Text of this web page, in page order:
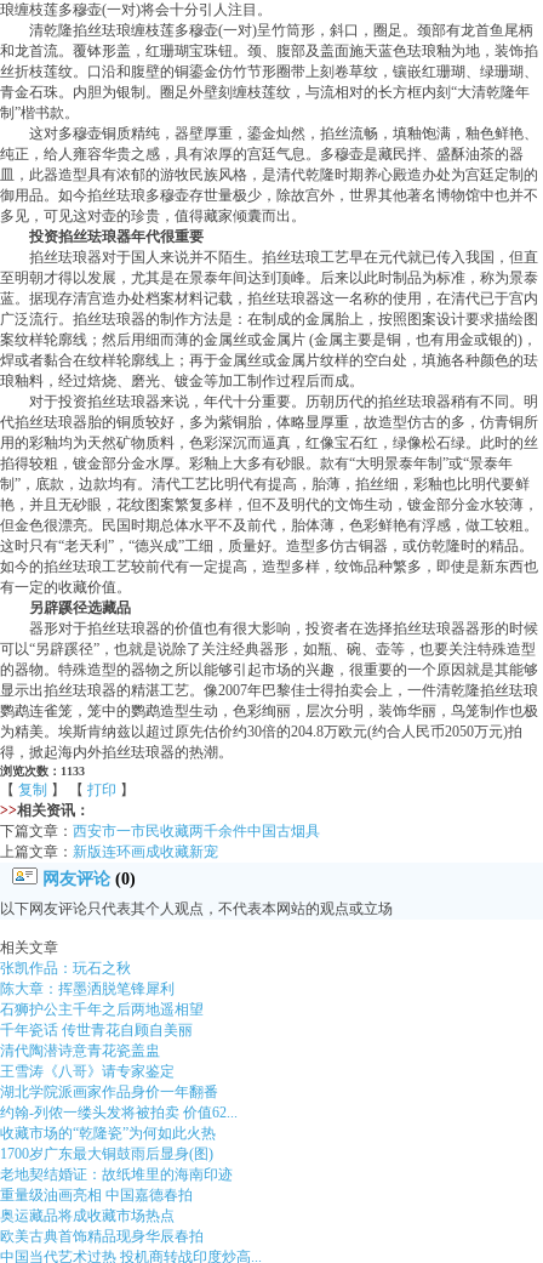
琅缠枝莲多穆壶(一对)将会十分引人注目。
清乾隆掐丝珐琅缠枝莲多穆壶(一对)呈竹筒形，斜口，圈足。颈部有龙首鱼尾柄
和龙首流。覆钵形盖，红珊瑚宝珠钮。颈、腹部及盖面施天蓝色珐琅釉为地，装饰掐
丝折枝莲纹。口沿和腹壁的铜鎏金仿竹节形圈带上刻卷草纹，镶嵌红珊瑚、绿珊瑚、
青金石珠。内胆为银制。圈足外壁刻缠枝莲纹，与流相对的长方框内刻“大清乾隆年
制”楷书款。
这对多穆壶铜质精纯，器壁厚重，鎏金灿然，掐丝流畅，填釉饱满，釉色鲜艳、
纯正，给人雍容华贵之感，具有浓厚的宫廷气息。多穆壶是藏民拌、盛酥油茶的器
皿，此器造型具有浓郁的游牧民族风格，是清代乾隆时期养心殿造办处为宫廷定制的
御用品。如今掐丝珐琅多穆壶存世量极少，除故宫外，世界其他著名博物馆中也并不
多见，可见这对壶的珍贵，值得藏家倾囊而出。
投资掐丝珐琅器年代很重要
掐丝珐琅器对于国人来说并不陌生。掐丝珐琅工艺早在元代就已传入我国，但直
至明朝才得以发展，尤其是在景泰年间达到顶峰。后来以此时制品为标准，称为景泰
蓝。据现存清宫造办处档案材料记载，掐丝珐琅器这一名称的使用，在清代已于宫内
广泛流行。掐丝珐琅器的制作方法是：在制成的金属胎上，按照图案设计要求描绘图
案纹样轮廓线；然后用细而薄的金属丝或金属片 (金属主要是铜，也有用金或银的)，
焊或者黏合在纹样轮廓线上；再于金属丝或金属片纹样的空白处，填施各种颜色的珐
琅釉料，经过焙烧、磨光、镀金等加工制作过程后而成。
对于投资掐丝珐琅器来说，年代十分重要。历朝历代的掐丝珐琅器稍有不同。明
代掐丝珐琅器胎的铜质较好，多为紫铜胎，体略显厚重，故造型仿古的多，仿青铜所
用的彩釉均为天然矿物质料，色彩深沉而逼真，红像宝石红，绿像松石绿。此时的丝
掐得较粗，镀金部分金水厚。彩釉上大多有砂眼。款有“大明景泰年制”或“景泰年
制”，底款，边款均有。清代工艺比明代有提高，胎薄，掐丝细，彩釉也比明代要鲜
艳，并且无砂眼，花纹图案繁复多样，但不及明代的文饰生动，镀金部分金水较薄，
但金色很漂亮。民国时期总体水平不及前代，胎体薄，色彩鲜艳有浮感，做工较粗。
这时只有“老天利”，“德兴成”工细，质量好。造型多仿古铜器，或仿乾隆时的精品。
如今的掐丝珐琅工艺较前代有一定提高，造型多样，纹饰品种繁多，即使是新东西也
有一定的收藏价值。
另辟蹊径选藏品
器形对于掐丝珐琅器的价值也有很大影响，投资者在选择掐丝珐琅器器形的时候
可以“另辟蹊径”，也就是说除了关注经典器形，如瓶、碗、壶等，也要关注特殊造型
的器物。特殊造型的器物之所以能够引起市场的兴趣，很重要的一个原因就是其能够
显示出掐丝珐琅器的精湛工艺。像2007年巴黎佳士得拍卖会上，一件清乾隆掐丝珐琅
鹦鹉连雀笼，笼中的鹦鹉造型生动，色彩绚丽，层次分明，装饰华丽，鸟笼制作也极
为精美。埃斯肯纳兹以超过原先估价约30倍的204.8万欧元(约合人民币2050万元)拍
得，掀起海内外掐丝珐琅器的热潮。
浏览次数：1133
【 复制 】 【 打印 】
>>相关资讯：
下篇文章： 西安市一市民收藏两千余件中国古烟具
上篇文章： 新版连环画成收藏新宠
网友评论 (0)
以下网友评论只代表其个人观点，不代表本网站的观点或立场
相关文章
张凯作品：玩石之秋
陈大章：挥墨洒脱笔锋犀利
石狮护公主千年之后两地遥相望
千年瓷话 传世青花自顾自美丽
清代陶潜诗意青花瓷盖盅
王雪涛《八哥》请专家鉴定
湖北学院派画家作品身价一年翻番
约翰-列侬一缕头发将被拍卖 价值62...
收藏市场的“乾隆瓷”为何如此火热
1700岁广东最大铜鼓雨后显身(图)
老地契结婚证：故纸堆里的海南印迹
重量级油画亮相 中国嘉德春拍
奥运藏品将成收藏市场热点
欧美古典首饰精品现身华辰春拍
中国当代艺术过热 投机商转战印度炒高...